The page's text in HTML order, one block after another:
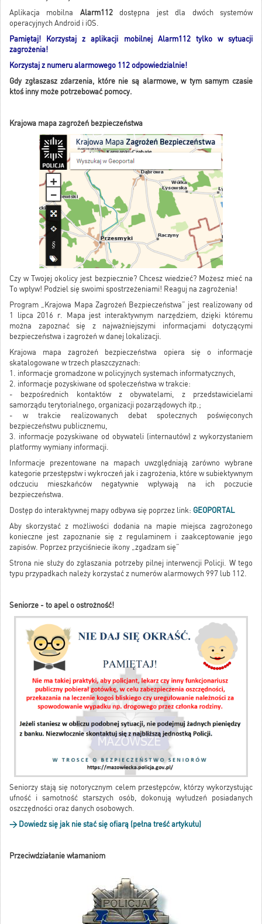
Aplikacja mobilna Alarm112dostępna jest dla dwóch systemów
operacyjnych Android i iOS.
Pamiętaj! Korzystaj z aplikacji mobilnej Alarm112 tylko w sytuacji
zagrożenia!
Korzystaj z numeru alarmowego 112 odpowiedzialnie!
Gdy zgłaszasz zdarzenia, które nie są alarmowe, w tym samym czasie
ktoś inny może potrzebować pomocy.
Krajowa mapa zagrożeń bezpieczeństwa
Czy w Twojej okolicy jest bezpiecznie? Chcesz wiedzieć? Możesz mieć na
To wpływ! Podziel się swoimi spostrzeżeniami! Reaguj na zagrożenia!
Program „Krajowa Mapa Zagrożeń Bezpieczeństwa” jest realizowany od
1 lipca 2016 r. Mapa jest interaktywnym narzędziem, dzięki któremu
można zapoznać się z najważniejszymi informacjami dotyczącymi
bezpieczeństwa i zagrożeń w danej lokalizacji.
Krajowa mapa zagrożeń bezpieczeństwa opiera się o informacje
skatalogowane w trzech płaszczyznach:
1. informacje gromadzone w policyjnych systemach informatycznych,
2. informacje pozyskiwane od społeczeństwa w trakcie:
- bezpośrednich kontaktów z obywatelami, z przedstawicielami
samorządu terytorialnego, organizacji pozarządowych itp.;
- w trakcie realizowanych debat społecznych poświęconych
bezpieczeństwu publicznemu,
3. informacje pozyskiwane od obywateli (internautów) z wykorzystaniem
platformy wymiany informacji.
Informacje prezentowane na mapach uwzględniają zarówno wybrane
kategorie przestępstw i wykroczeń jak i zagrożenia, które w subiektywnym
odczuciu mieszkańców negatywnie wpływają na ich poczucie
bezpieczeństwa.
Dostęp do interaktywnej mapy odbywa się poprzez link: GEOPORTAL
Aby skorzystać z możliwości dodania na mapie miejsca zagrożonego
konieczne jest zapoznanie się z regulaminem i zaakceptowanie jego
zapisów. Poprzez przyciśniecie ikony „zgadzam się”
Strona nie służy do zgłaszania potrzeby pilnej interwencji Policji. W tego
typu przypadkach należy korzystać z numerów alarmowych 997 lub 112.
Seniorze - to apel o ostrożność!
Seniorzy stają się notorycznym celem przestępców, którzy wykorzystując
ufność i samotność starszych osób, dokonują wyłudzeń posiadanych
oszczędności oraz danych osobowych.
> Dowiedz się jak nie stać się ofiarą (pełna treść artykułu)
Przeciwdziałanie włamaniom